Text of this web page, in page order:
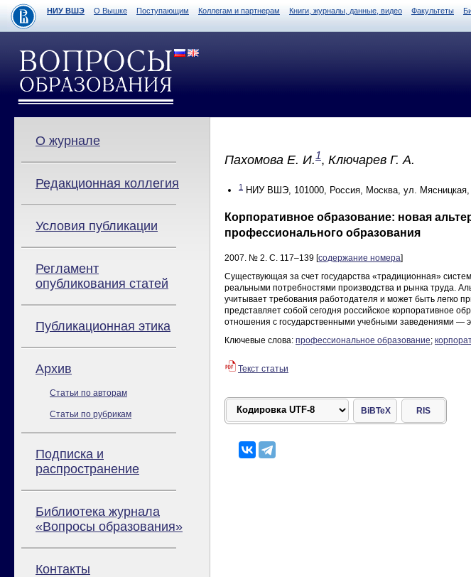
НИУ ВШЭ О Вышке Поступающим Коллегам и партнерам Книги, журналы, данные, видео Факультеты
О журнале
Редакционная коллегия
Условия публикации
Регламент
опубликования статей
Публикационная этика
Архив
Статьи по авторам
Статьи по рубрикам
Подписка и
распространение
Библиотека журнала
«Вопросы образования»
Контакты
Пахомова Е. И.1, Ключарев Г. А.
1 НИУ ВШЭ, 101000, Россия, Москва, ул.
Корпоративное образование: новая
профессионального образования
2007. № 2. С. 117–139 [содержание номера]
Существующая за счет государства «традиционная»
реальными потребностями производства и рынка труда.
учитывает требования работодателя и может быть легко
представляет собой сегодня российское корпоративное
отношения с государственными учебными заведениями —
Ключевые слова: профессиональное образование;
Текст статьи
BiBTeX RIS